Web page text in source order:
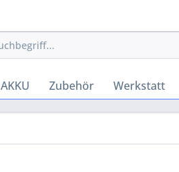
AKKU Zubehör Werkstatt